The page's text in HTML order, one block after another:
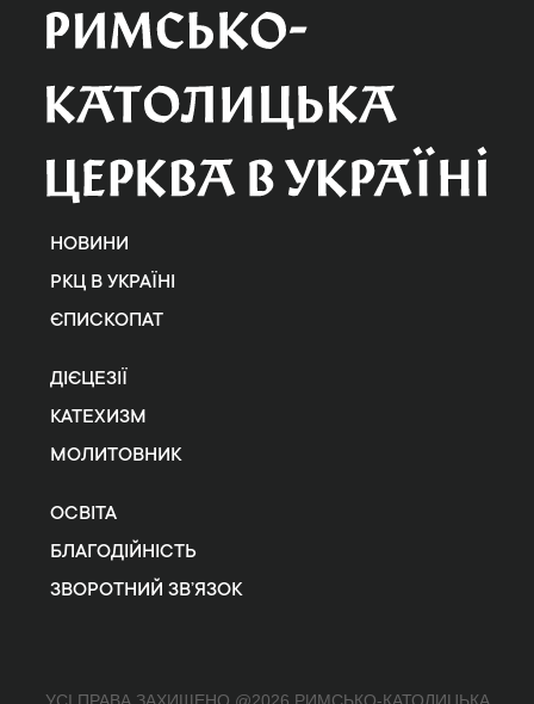
НОВИНИ
РКЦ В УКРАЇНІ
ЄПИСКОПАТ
ДІЄЦЕЗІЇ
КАТЕХИЗМ
МОЛИТОВНИК
ОСВІТА
БЛАГОДІЙНІСТЬ
ЗВОРОТНИЙ ЗВ’ЯЗОК